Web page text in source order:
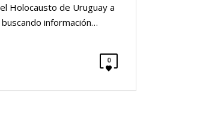
Holocausto de Uruguay a
información…
0